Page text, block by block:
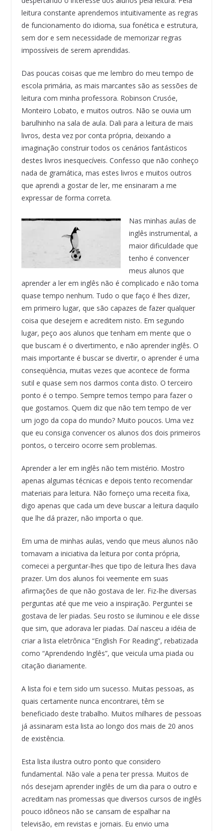
leitura constante aprendemos intuitivamente as regras
de funcionamento do idioma, sua fonética e estrutura,
sem dor e sem necessidade de memorizar regras
impossíveis de serem aprendidas.
Das poucas coisas que me lembro do meu tempo de
escola primária, as mais marcantes são as sessões de
leitura com minha professora. Robinson Crusóe,
Monteiro Lobato, e muitos outros. Não se ouvia um
barulhinho na sala de aula. Dali para a leitura de mais
livros, desta vez por conta própria, deixando a
imaginação construir todos os cenários fantásticos
destes livros inesquecíveis. Confesso que não conheço
nada de gramática, mas estes livros e muitos outros
que aprendi a gostar de ler, me ensinaram a me
expressar de forma correta.
Nas minhas aulas de
inglês instrumental, a
maior dificuldade que
tenho é convencer
meus alunos que
aprender a ler em inglês não é complicado e não toma
quase tempo nenhum. Tudo o que faço é lhes dizer,
em primeiro lugar, que são capazes de fazer qualquer
coisa que desejem e acreditem nisto. Em segundo
lugar, peço aos alunos que tenham em mente que o
que buscam é o divertimento, e não aprender inglês. O
mais importante é buscar se divertir, o aprender é uma
conseqüência, muitas vezes que acontece de forma
sutil e quase sem nos darmos conta disto. O terceiro
ponto é o tempo. Sempre temos tempo para fazer o
que gostamos. Quem diz que não tem tempo de ver
um jogo da copa do mundo? Muito poucos. Uma vez
que eu consiga convencer os alunos dos dois primeiros
pontos, o terceiro ocorre sem problemas.
Aprender a ler em inglês não tem mistério. Mostro
apenas algumas técnicas e depois tento recomendar
materiais para leitura. Não forneço uma receita fixa,
digo apenas que cada um deve buscar a leitura daquilo
que lhe dá prazer, não importa o que.
Em uma de minhas aulas, vendo que meus alunos não
tomavam a iniciativa da leitura por conta própria,
comecei a perguntar-lhes que tipo de leitura lhes dava
prazer. Um dos alunos foi veemente em suas
afirmações de que não gostava de ler. Fiz-lhe diversas
perguntas até que me veio a inspiração. Perguntei se
gostava de ler piadas. Seu rosto se iluminou e ele disse
que sim, que adorava ler piadas. Daí nasceu a idéia de
criar a lista eletrônica “English For Reading”, rebatizada
como “Aprendendo Inglês”, que veicula uma piada ou
citação diariamente.
A lista foi e tem sido um sucesso. Muitas pessoas, as
quais certamente nunca encontrarei, têm se
beneficiado deste trabalho. Muitos milhares de pessoas
já assinaram esta lista ao longo dos mais de 20 anos
de existência.
Esta lista ilustra outro ponto que considero
fundamental. Não vale a pena ter pressa. Muitos de
nós desejam aprender inglês de um dia para o outro e
acreditam nas promessas que diversos cursos de inglês
pouco idôneos não se cansam de espalhar na
televisão, em revistas e jornais. Eu envio uma